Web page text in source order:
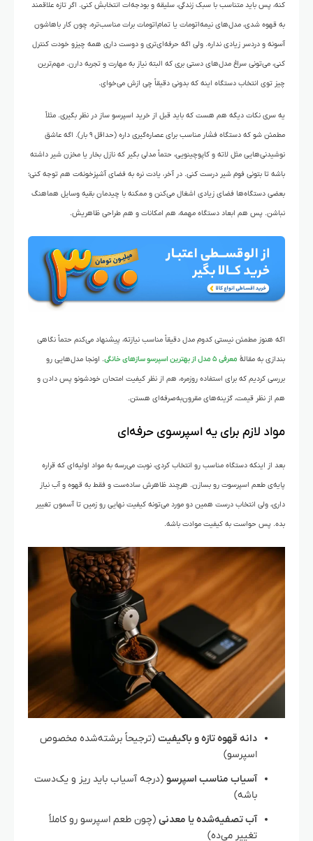
کنه، پس باید متناسب با سبک زندگی، سلیقه‌ و بودجه‌ات انتخابش کنی. اگر تازه علاقمند
به قهوه شدی، مدل‌های نیمه‌اتومات یا تمام‌اتومات برات مناسب‌تره، چون کار باهاشون
آسونه و دردسر زیادی نداره. ولی اگه حرفه‌ای‌تری و دوست داری همه چیزو خودت کنترل
کنی، می‌تونی سراغ مدل‌های دستی بری که البته نیاز به مهارت و تجربه دارن. مهم‌ترین
چیز توی انتخاب دستگاه اینه که بدونی دقیقاً چی ازش می‌خوای.
یه سری نکات دیگه هم هست که باید قبل از خرید اسپرسو ساز در نظر بگیری. مثلاً
مطمئن شو که دستگاه فشار مناسب برای عصاره‌گیری داره (حداقل ۹ بار). اگه عاشق
نوشیدنی‌هایی مثل لاته و کاپوچینویی، حتماً مدلی بگیر که نازل بخار یا مخزن شیر داشته
باشه تا بتونی فوم شیر درست کنی. در آخر، یادت نره به فضای آشپزخونه‌ت هم توجه کنی؛
بعضی دستگاه‌ها فضای زیادی اشغال می‌کنن و ممکنه با چیدمان بقیه وسایل هماهنگ
نباشن. پس هم ابعاد دستگاه مهمه، هم امکانات و هم طراحی ظاهریش.
اگه هنوز مطمئن نیستی کدوم مدل دقیقاً مناسب نیازته، پیشنهاد می‌کنم حتماً نگاهی
بندازی به مقالهٔ معرفی ۵ مدل از بهترین اسپرسو سازهای خانگی . اونجا مدل‌هایی رو
بررسی کردیم که برای استفاده روزمره، هم از نظر کیفیت امتحان خودشونو پس دادن و
هم از نظر قیمت، گزینه‌های مقرون‌به‌صرفه‌ای هستن.
مواد لازم برای یه اسپرسوی حرفه‌ای
بعد از اینکه دستگاه مناسب رو انتخاب کردی، نوبت می‌رسه به مواد اولیه‌ای که قراره
پایه‌ی طعم اسپرسوت رو بسازن. هرچند ظاهرش ساده‌ست و فقط به قهوه و آب نیاز
داری، ولی انتخاب درست همین دو مورد می‌تونه کیفیت نهایی رو زمین تا آسمون تغییر
بده. پس حواست به کیفیت موادت باشه.
دانه قهوه تازه و باکیفیت (ترجیحاً برشته‌شده مخصوص
اسپرسو)
آسیاب مناسب اسپرسو (درجه آسیاب باید ریز و یک‌دست
باشه)
آب تصفیه‌شده یا معدنی (چون طعم اسپرسو رو کاملاً
تغییر می‌ده)